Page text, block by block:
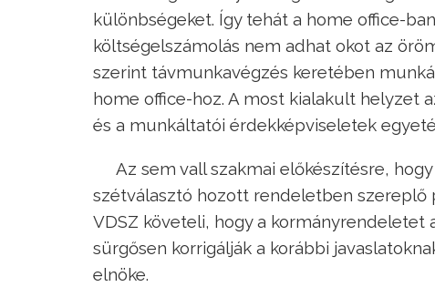
különbségeket. Így tehát a home office-
költségelszámolás nem adhat okot az
szerint távmunkavégzés keretében
home office-hoz. A most kialakult helyzet
és a munkáltatói érdekképviseletek
Az sem vall szakmai előkészítésre,
szétválasztó hozott rendeletben
VDSZ követeli, hogy a
sürgősen korrigálják a korábbi
elnöke.